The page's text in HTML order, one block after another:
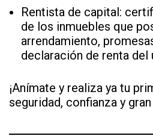
Rentista de capital:
de los inmuebles que
arrendamiento,
declaración de renta del
¡Anímate y realiza ya tu
seguridad, confianza y